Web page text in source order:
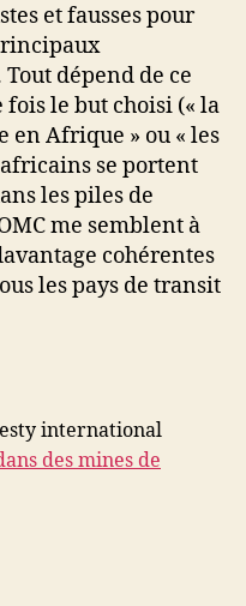
et fausses pour
dépend de ce
fois le but choisi (« la
en Afrique » ou « les
se portent
les piles de
me semblent à
cohérentes
les pays de transit
international
des mines de